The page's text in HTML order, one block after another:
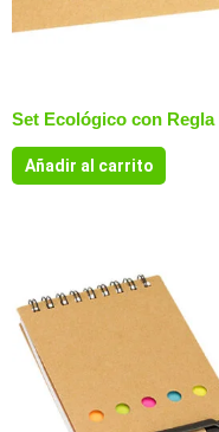
Set Ecológico con Regla
Añadir al carrito